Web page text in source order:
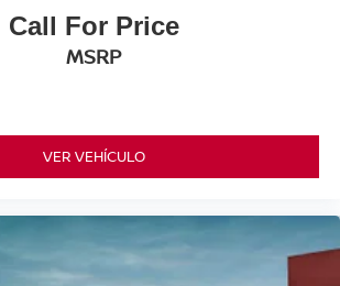
Call For Price
MSRP
VER VEHÍCULO